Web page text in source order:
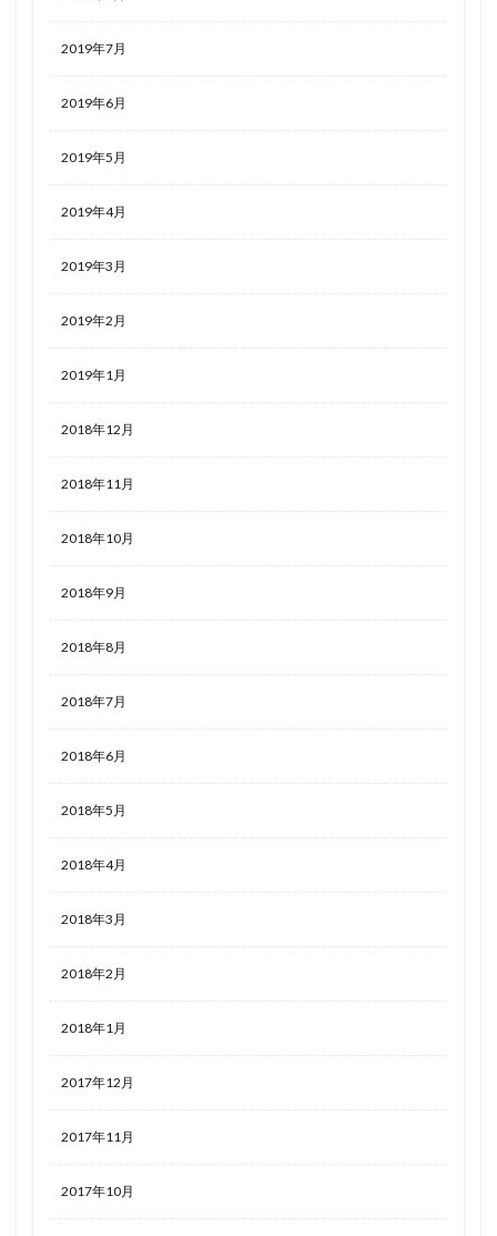
2019年7月
2019年6月
2019年5月
2019年4月
2019年3月
2019年2月
2019年1月
2018年12月
2018年11月
2018年10月
2018年9月
2018年8月
2018年7月
2018年6月
2018年5月
2018年4月
2018年3月
2018年2月
2018年1月
2017年12月
2017年11月
2017年10月